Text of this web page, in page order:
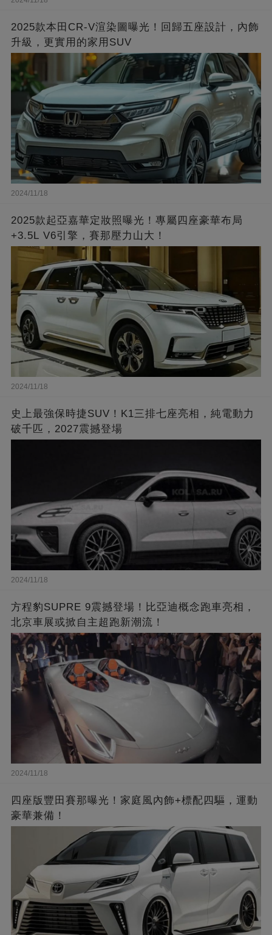
2025款本田CR-V渲染圖曝光！回歸五座設計，內飾
升級，更實用的家用SUV
2024/11/18
2025款起亞嘉華定妝照曝光！專屬四座豪華布局
+3.5L V6引擎，賽那壓力山大！
2024/11/18
史上最強保時捷SUV！K1三排七座亮相，純電動力
破千匹，2027震撼登場
2024/11/18
方程豹SUPRE 9震撼登場！比亞迪概念跑車亮相，
北京車展或掀自主超跑新潮流！
2024/11/18
四座版豐田賽那曝光！家庭風內飾+標配四驅，運動
豪華兼備！